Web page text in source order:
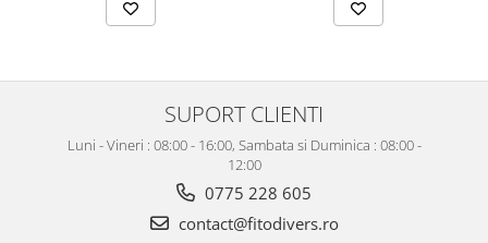
SUPORT CLIENTI
Luni - Vineri : 08:00 - 16:00, Sambata si Duminica : 08:00 -
12:00
0775 228 605
contact@fitodivers.ro